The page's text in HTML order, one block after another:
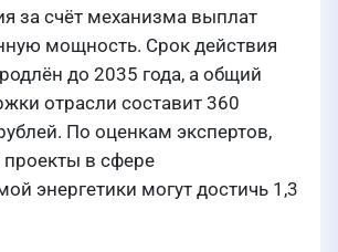
за счёт механизма выплат
мощность. Срок действия
до 2035 года, а общий
отрасли составит 360
По оценкам экспертов,
проекты в сфере
энергетики могут достичь 1,3